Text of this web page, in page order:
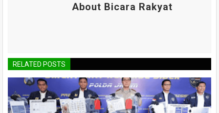
About Bicara Rakyat
RELATED POSTS